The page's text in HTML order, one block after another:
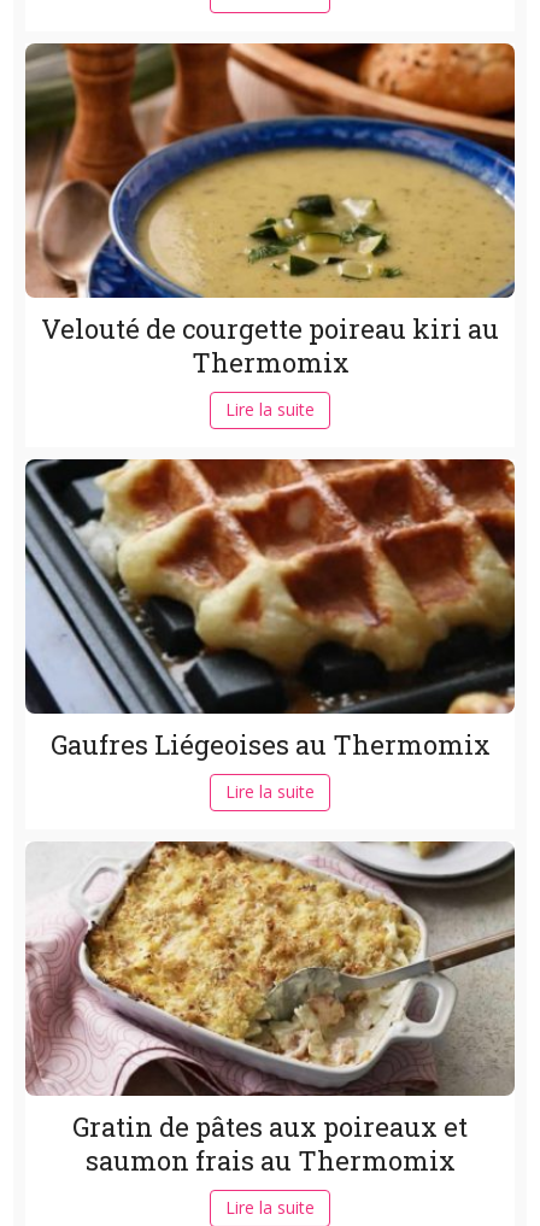
Velouté de courgette poireau kiri au
Thermomix
Lire la suite
Gaufres Liégeoises au Thermomix
Lire la suite
Gratin de pâtes aux poireaux et
saumon frais au Thermomix
Lire la suite